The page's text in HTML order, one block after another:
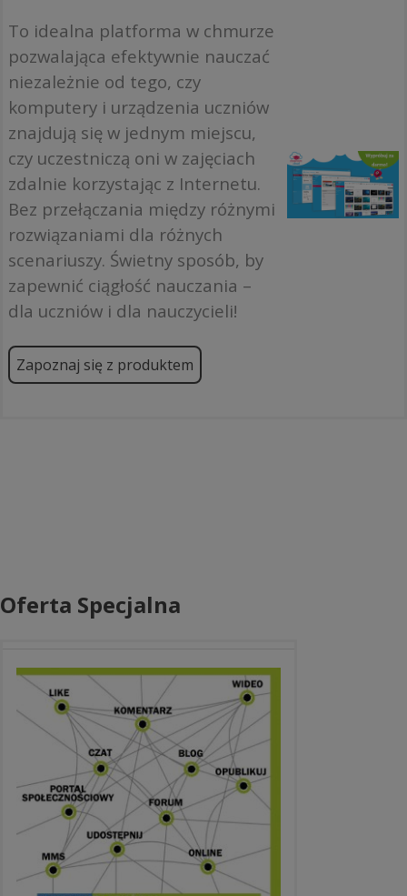
To idealna platforma w chmurze
pozwalająca efektywnie nauczać
niezależnie od tego, czy
komputery i urządzenia uczniów
znajdują się w jednym miejscu,
czy uczestniczą oni w zajęciach
zdalnie korzystając z Internetu.
Bez przełączania między różnymi
rozwiązaniami dla różnych
scenariuszy. Świetny sposób, by
zapewnić ciągłość nauczania –
dla uczniów i dla nauczycieli!
Zapoznaj się z produktem
Oferta Specjalna